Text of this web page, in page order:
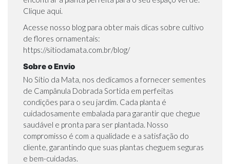
Clique aqui.
Acesse nosso blog para obter mais dicas sobre cultivo
de flores ornamentais:
https://sitiodamata.com.br/blog/
Sobre o Envio
No Sítio da Mata, nos dedicamos a fornecer sementes
de Campânula Dobrada Sortida em perfeitas
condições para o seu jardim. Cada planta é
cuidadosamente embalada para garantir que chegue
saudável e pronta para ser plantada. Nosso
compromisso é com a qualidade e a satisfação do
cliente, garantindo que suas plantas cheguem seguras
e bem-cuidadas.